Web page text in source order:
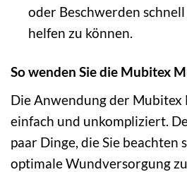
oder Beschwerden
helfen zu können.
So wenden Sie die Mubitex
Die Anwendung der
einfach und unkompliziert.
paar Dinge, die Sie beachten
optimale Wundversorgung